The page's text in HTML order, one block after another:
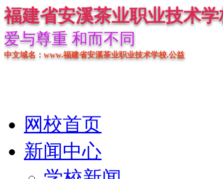
福建省安溪茶业职业技术学
爱与尊重 和而不同
中文域名：www.福建省安溪茶业职业技术学校.公益
网校首页
新闻中心